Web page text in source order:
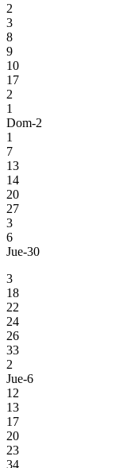
2
3
8
9
10
17
2
1
Dom-2
1
7
13
14
20
27
3
6
Jue-30
3
18
22
24
26
33
2
Jue-6
12
13
17
20
23
34